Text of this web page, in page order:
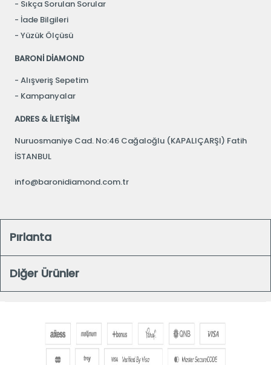
Sıkça Sorulan Sorular
İade Bilgileri
Yüzük Ölçüsü
BARONİ DİAMOND
Alışveriş Sepetim
Kampanyalar
ADRES & İLETİŞİM
Nuruosmaniye Cad. No:46 Cağaloğlu (KAPALIÇARŞI) Fatih
İSTANBUL
info@baronidiamond.com.tr
Pırlanta
Diğer Ürünler